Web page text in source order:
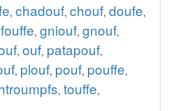
, chadouf, chouf, doufe,
fouffe, gniouf, gnouf,
, ouf, patapouf,
, plouf, pouf, pouffe,
, touffe,